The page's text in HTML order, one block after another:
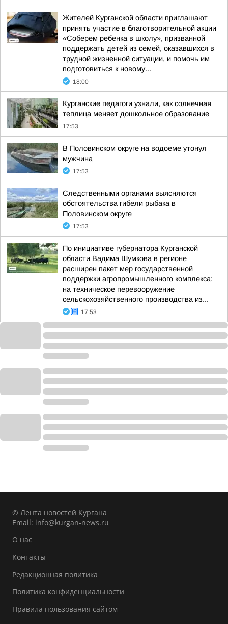
Жителей Курганской области приглашают
принять участие в благотворительной акции
«Соберем ребенка в школу», призванной
поддержать детей из семей, оказавшихся в
трудной жизненной ситуации, и помочь им
подготовиться к новому...
18:00
Курганские педагоги узнали, как солнечная
теплица меняет дошкольное образование
17:53
В Половинском округе на водоеме утонул
мужчина
17:53
Следственными органами выясняются
обстоятельства гибели рыбака в
Половинском округе
17:53
По инициативе губернатора Курганской
области Вадима Шумкова в регионе
расширен пакет мер государственной
поддержки агропромышленного комплекса:
на техническое перевооружение
сельскохозяйственного производства из...
17:53
© Лента новостей Кургана
Email: info@kurgan-news.ru
О нас
Контакты
Редакционная политика
Политика конфиденциальности
Правила пользования сайтом